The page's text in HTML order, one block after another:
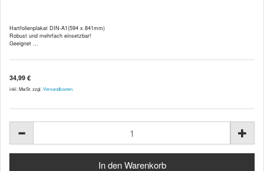
Hartfolienplakat DIN-A1(594 x 841mm)
Robust und mehrfach einsetzbar!
Geeignet ...
34,99 €
inkl. MwSt. zzgl. Versandkosten